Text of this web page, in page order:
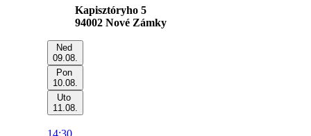
Kapisztóryho 5
94002 Nové Zámky
Ned
09.08.
Pon
10.08.
Uto
11.08.
14:30